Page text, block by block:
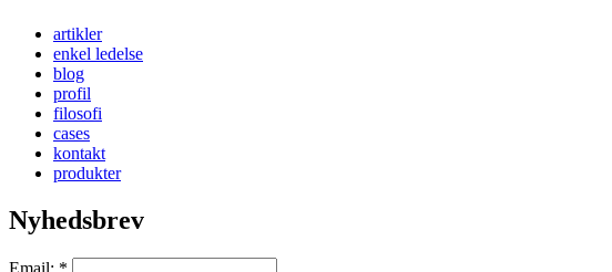
artikler
enkel ledelse
blog
profil
filosofi
cases
kontakt
produkter
Nyhedsbrev
Email: *